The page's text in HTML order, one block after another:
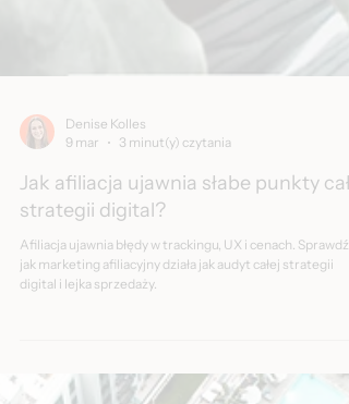
Denise Kolles
9 mar
3 minut(y) czytania
Jak afiliacja ujawnia słabe punkty
strategii digital?